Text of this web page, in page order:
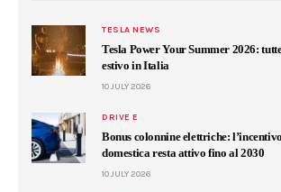
TESLA NEWS
Tesla Power Your Summer 2026:
estivo in Italia
10 JULY 2026
DRIVE E
Bonus colonnine elettriche:
domestica resta attivo fino al 2030
10 JULY 2026